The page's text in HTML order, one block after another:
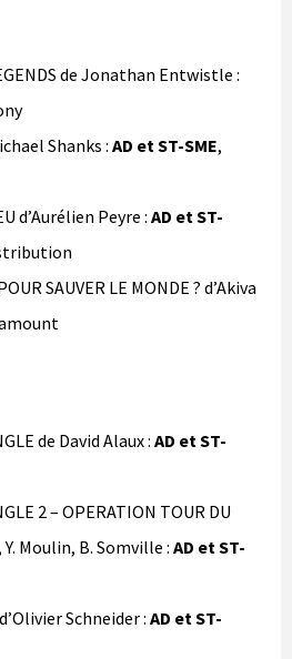
de Jonathan Entwistle :
Shanks : AD et ST-SME,
d’Aurélien Peyre : AD et ST-
SAUVER LE MONDE ? d’Akiva
de David Alaux : AD et ST-
2 – OPERATION TOUR DU
Y. Moulin, B. Somville : AD et ST-
Schneider : AD et ST-